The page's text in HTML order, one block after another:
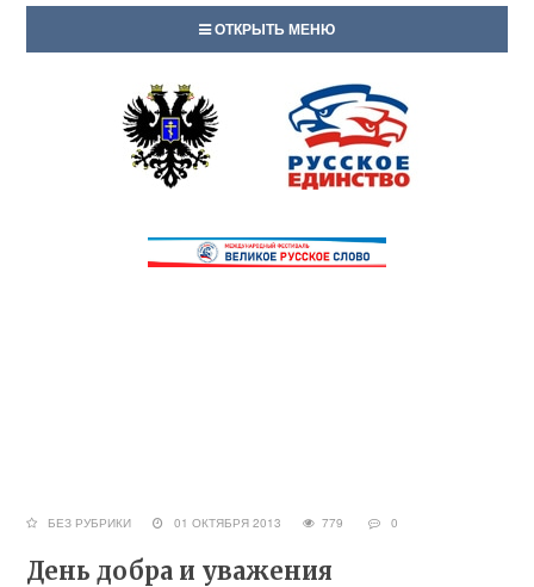
ОТКРЫТЬ МЕНЮ
БЕЗ РУБРИКИ 01 ОКТЯБРЯ 2013 779 0
День добра и уважения